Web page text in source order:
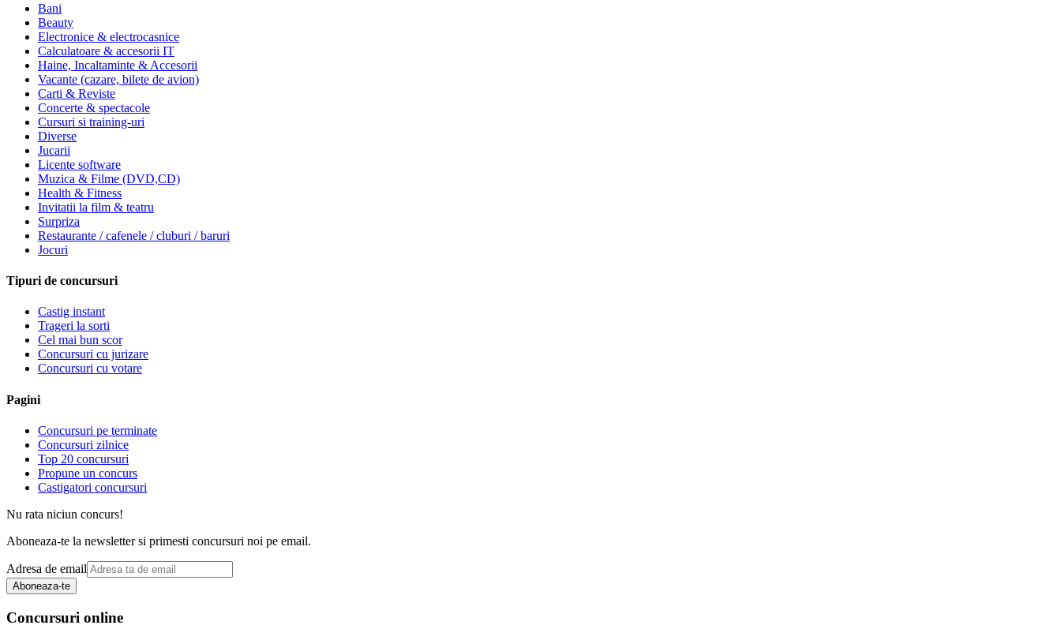
Bani
Beauty
Electronice & electrocasnice
Calculatoare & accesorii IT
Haine, Incaltaminte & Accesorii
Vacante (cazare, bilete de avion)
Carti & Reviste
Concerte & spectacole
Cursuri si training-uri
Diverse
Jucarii
Licente software
Muzica & Filme (DVD,CD)
Health & Fitness
Invitatii la film & teatru
Surpriza
Restaurante / cafenele / cluburi / baruri
Jocuri
Tipuri de concursuri
Castig instant
Trageri la sorti
Cel mai bun scor
Concursuri cu jurizare
Concursuri cu votare
Pagini
Concursuri pe terminate
Concursuri zilnice
Top 20 concursuri
Propune un concurs
Castigatori concursuri
Nu rata niciun concurs!
Aboneaza-te la newsletter si primesti concursuri noi pe email.
Adresa de email
Aboneaza-te
Concursuri online